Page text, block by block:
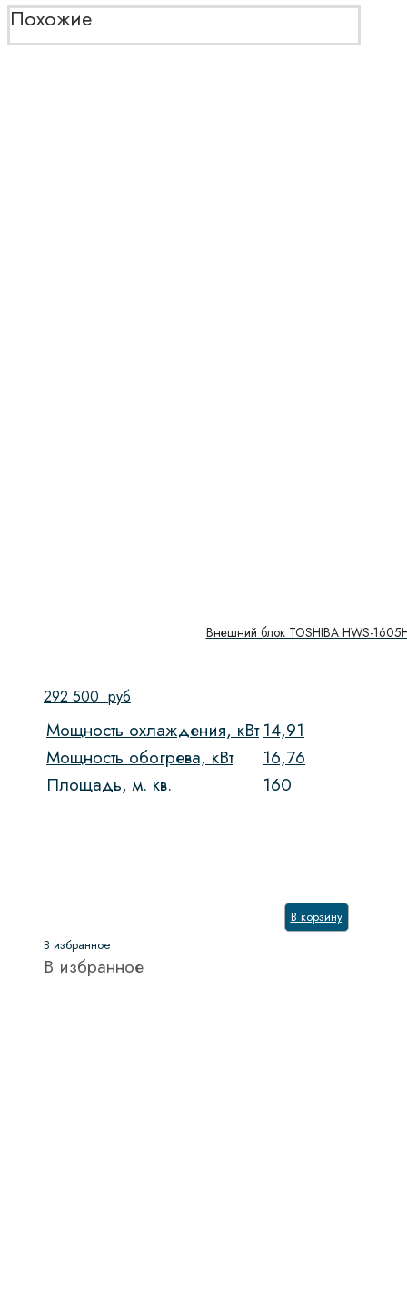
Похожие
Внешний блок TOSHIBA HWS-
292 500 руб
Мощность охлаждения, кВт14,91
Мощность обогрева, кВт
16,76
Площадь, м. кв.
160
В корзину
В избранное
В избранное